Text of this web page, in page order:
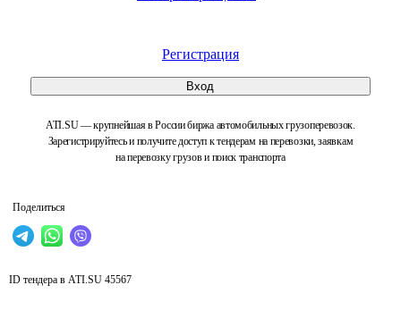
Регистрация
Вход
ATI.SU — крупнейшая в России биржа автомобильных грузоперевозок.
Зарегистрируйтесь и получите доступ к тендерам на перевозки, заявкам
на перевозку грузов и поиск транспорта
Поделиться
ID тендера в ATI.SU 45567